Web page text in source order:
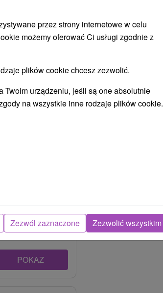
zależności od
po
Liptovský
na Slovensku,
POKAZ
przez strony internetowe w celu
możemy oferować Ci usługi zgodnie z
plików cookie chcesz zezwolić.
Twoim urządzeniu, jeśli są one absolutnie
na wszystkie inne rodzaje plików cookie.
Zezwól zaznaczone Zezwolić wszystkim